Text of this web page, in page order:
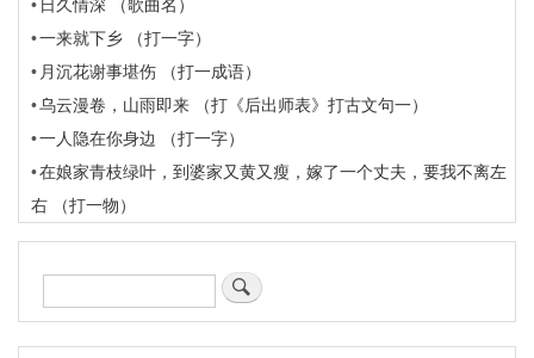
日久情深 （歌曲名）
一来就下乡 （打一字）
月沉花谢事堪伤 （打一成语）
乌云漫卷，山雨即来 （打《后出师表》打古文句一）
一人隐在你身边 （打一字）
在娘家青枝绿叶，到婆家又黄又瘦，嫁了一个丈夫，要我不离左
右 （打一物）
搜
索